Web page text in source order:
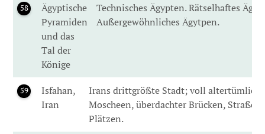
58
Ägyptische
Pyramiden
und das
Tal der
Könige
Technisches Ägypten. Rätselhaftes
Außergewöhnliches Ägytpen.
59
Isfahan,
Iran
Irans drittgrößte Stadt; voll
Moscheen, überdachter Brücken, Straßen
Plätzen.